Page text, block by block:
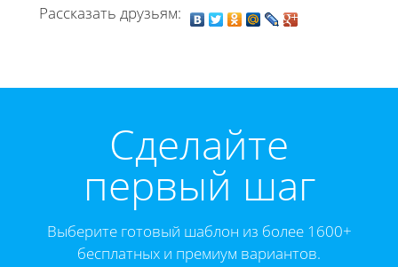
Рассказать друзьям:
Cделайте
первый шаг
Выберите готовый шаблон из более 1600+
бесплатных и премиум вариантов.